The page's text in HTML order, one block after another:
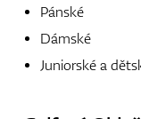
Pánské
Dámské
Juniorské a